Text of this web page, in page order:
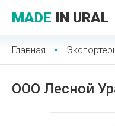
MADE IN URAL
Главная
ООО Лесной